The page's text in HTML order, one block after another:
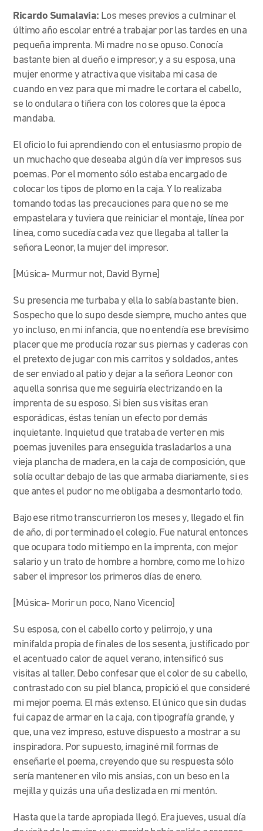
Ricardo Sumalavia: Los meses previos a culminar el
último año escolar entré a trabajar por las tardes en una
pequeña imprenta. Mi madre no se opuso. Conocía
bastante bien al dueño e impresor, y a su esposa, una
mujer enorme y atractiva que visitaba mi casa de
cuando en vez para que mi madre le cortara el cabello,
se lo ondulara o tiñera con los colores que la época
mandaba.
El oficio lo fui aprendiendo con el entusiasmo propio de
un muchacho que deseaba algún día ver impresos sus
poemas. Por el momento sólo estaba encargado de
colocar los tipos de plomo en la caja. Y lo realizaba
tomando todas las precauciones para que no se me
empastelara y tuviera que reiniciar el montaje, línea por
línea, como sucedía cada vez que llegaba al taller la
señora Leonor, la mujer del impresor.
[Música- Murmur not, David Byrne]
Su presencia me turbaba y ella lo sabía bastante bien.
Sospecho que lo supo desde siempre, mucho antes que
yo incluso, en mi infancia, que no entendía ese brevísimo
placer que me producía rozar sus piernas y caderas con
el pretexto de jugar con mis carritos y soldados, antes
de ser enviado al patio y dejar a la señora Leonor con
aquella sonrisa que me seguiría electrizando en la
imprenta de su esposo. Si bien sus visitas eran
esporádicas, éstas tenían un efecto por demás
inquietante. Inquietud que trataba de verter en mis
poemas juveniles para enseguida trasladarlos a una
vieja plancha de madera, en la caja de composición, que
solía ocultar debajo de las que armaba diariamente, si es
que antes el pudor no me obligaba a desmontarlo todo.
Bajo ese ritmo transcurrieron los meses y, llegado el fin
de año, di por terminado el colegio. Fue natural entonces
que ocupara todo mi tiempo en la imprenta, con mejor
salario y un trato de hombre a hombre, como me lo hizo
saber el impresor los primeros días de enero.
[Música- Morir un poco, Nano Vicencio]
Su esposa, con el cabello corto y pelirrojo, y una
minifalda propia de finales de los sesenta, justificado por
el acentuado calor de aquel verano, intensificó sus
visitas al taller. Debo confesar que el color de su cabello,
contrastado con su piel blanca, propició el que consideré
mi mejor poema. El más extenso. El único que sin dudas
fui capaz de armar en la caja, con tipografía grande, y
que, una vez impreso, estuve dispuesto a mostrar a su
inspiradora. Por supuesto, imaginé mil formas de
enseñarle el poema, creyendo que su respuesta sólo
sería mantener en vilo mis ansias, con un beso en la
mejilla y quizás una uña deslizada en mi mentón.
Hasta que la tarde apropiada llegó. Era jueves, usual día